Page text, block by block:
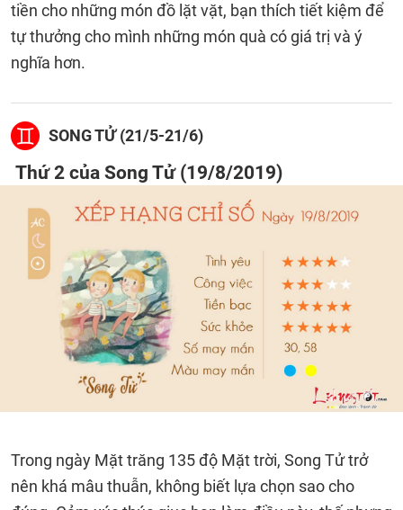
tiền cho những món đồ lặt vặt, bạn thích tiết kiệm để
tự thưởng cho mình những món quà có giá trị và ý
nghĩa hơn.
SONG TỬ (21/5-21/6)
Thứ 2 của Song Tử (19/8/2019)
Trong ngày Mặt trăng 135 độ Mặt trời, Song Tử trở
nên khá mâu thuẫn, không biết lựa chọn sao cho